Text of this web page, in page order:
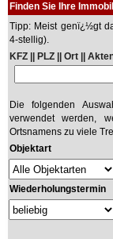
Finden Sie Ihre
Tipp: Meist genï¿½gt
4-stellig).
KFZ || PLZ || Ort ||
Die folgenden
verwendet werden,
Ortsnamens zu viele
Objektart
Wiederholungstermin